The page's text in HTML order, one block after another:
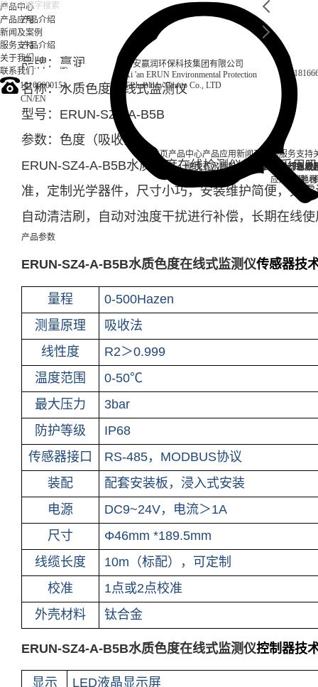
西安赢润环保科技集团有限公司
Xi 'an ERUN Environmental Protection
Technology Group Co., LTD
首页产品中心
便携式水质检测仪
实验室台式水质
试剂耗材
产品应用
循环冷却水饮
地
新闻及案例
企业资讯行业资
应用案例
服务支持
售后
产品中心
产品应用
新闻及案例
服务支持
关于我们
联系我们
18166600151
CN/EN
产品介绍
产品介绍
品牌：赢润
名称：水质色度在线式监测仪
型号：ERUN-SZ4-A-B5B
参数：色度（吸收法）
ERUN-SZ4-A-B5B水质色度在线检测仪传感器
采用
准，定制光学器件，尺寸小巧，安装维护简便，无
自动清洁刷，自动对浊度干扰进行补偿，长期在线
产品参数
ERUN-SZ4-A-B5B水质色度在线式监测仪传感器技
量程
0-500Hazen
测量原理
吸收法
线性度
R2＞0.999
温度范围
0-50℃
最大压力
3bar
防护等级
IP68
传感器接口
RS-485，MODBUS协议
装配
配套安装板，浸入式安装
电源
DC9~24V，电流＞1A
尺寸
Φ46mm *189.5mm
线缆长度
10m（标配），可定制
校准
1点或2点校准
外壳材料
钛合金
ERUN-SZ4-A-B5B水质色度在线式监测仪控制器技
显示 LED液晶显示屏